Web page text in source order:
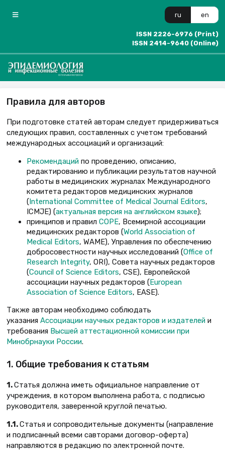
ru en
ISSN 2226-6976 (Print)
ISSN 2414-9640 (Online)
Правила для авторов
При подготовке статей авторам следует придерживаться
следующих правил, составленных с учетом требований
международных ассоциаций и организаций:
Рекомендаций по проведению, описанию,
редактированию и публикации результатов научной
работы в медицинских журналах Международного
комитета редакторов медицинских журналов
(International Committee of Medical Journal Editors,
ICMJE) (актуальная версия на английском языке);
принципов и правил COPE, Всемирной ассоциации
медицинских редакторов (World Association of
Medical Editors, WAME), Управления по обеспечению
добросовестности научных исследований (Office of
Research Integrity, ORI), Совета научных редакторов
(Council of Science Editors, CSE), Европейской
ассоциации научных редакторов (European
Association of Science Editors, EASE).
Также авторам необходимо соблюдать
указания Ассоциации научных редакторов и издателей и
требования Высшей аттестационной комиссии при
Минобрнауки России.
1. Общие требования к статьям
1.Статья должна иметь официальное направление от
учреждения, в котором выполнена работа, с подписью
руководителя, заверенной круглой печатью.
1.1.Статья и сопроводительные документы (направление
и подписанный всеми савторами договор-оферта)
направляются в редакцию по электронной почте.